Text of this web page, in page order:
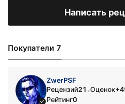
Написать
Покупатели 7
ZwerPSF
Рецензий21 •Оценок
Рейтинг0